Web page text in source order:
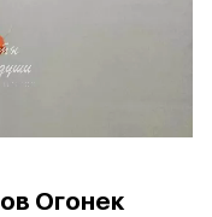
Огонек